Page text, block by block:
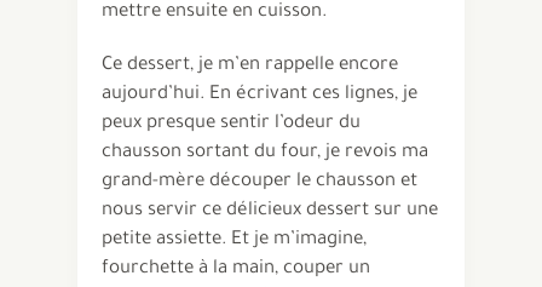
mettre ensuite en cuisson.
Ce dessert, je m’en rappelle encore
aujourd’hui. En écrivant ces lignes, je
peux presque sentir l’odeur du
chausson sortant du four, je revois ma
grand-mère découper le chausson et
nous servir ce délicieux dessert sur une
petite assiette. Et je m’imagine,
fourchette à la main, couper un